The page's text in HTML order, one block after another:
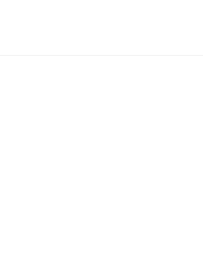
богатых людейсервисов, в том числе СБП и карт "Мир"